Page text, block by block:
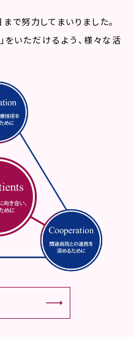
で努力してまいりました。
をいただけるよう、様々な活